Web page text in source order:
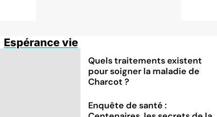
Espérance vie
Quels traitements existent
pour soigner la maladie de
Charcot ?
Enquête de santé :